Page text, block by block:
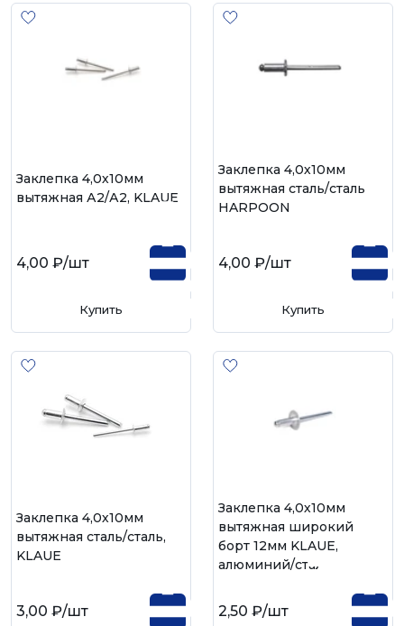
Заклепка 4,0х10мм
вытяжная А2/А2, KLAUE
4,00 ₽/шт
Купить
Заклепка 4,0х10мм
вытяжная сталь/сталь
HARPOON
4,00 ₽/шт
Купить
Заклепка 4,0х10мм
вытяжная сталь/сталь,
KLAUE
3,00 ₽/шт
Заклепка 4,0х10мм
вытяжная широкий
борт 12мм KLAUE,
алюминий/сталь
2,50 ₽/шт